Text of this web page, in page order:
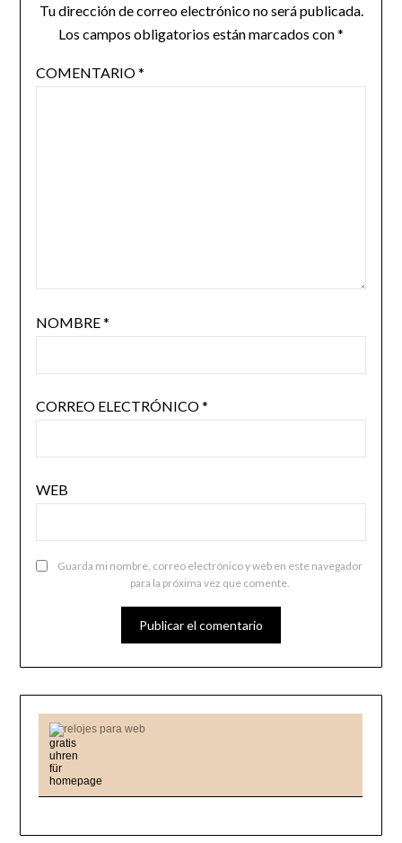
Tu dirección de correo electrónico no será publicada.
Los campos obligatorios están marcados con*
COMENTARIO*
NOMBRE*
CORREO ELECTRÓNICO*
WEB
Guarda mi nombre, correo electrónico y web en este navegador
para la próxima vez que comente.
relojes para web